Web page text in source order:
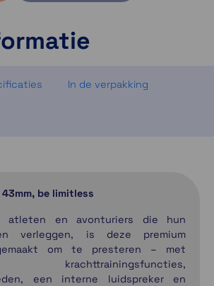
om voorraad te bekijken
Kies variant om voorraad te bekijken
In de verpakking
be limitless
atleten en avonturiers die hun
verleggen, is deze premium
om te presteren – met
krachttrainingsfuncties,
een interne luidspreker en